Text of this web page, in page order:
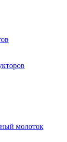
молоток